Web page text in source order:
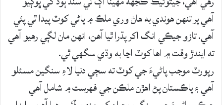
آهي پر تنهن هوندي به هاڻ وري ملڪ ۾ پاڻي کوٽ پيدا ٿي پئي
آهي. تازو جيڪي انگ اکر پڌرا ٿيا آهن، انهن مان لڳي رهيو آهي
ته ايندڙ وقت ۾ اها کوٽ اڃا به وڌي سگهي ٿي.
رپورٽ موجب پاڻيءَ جي کوٽ ته سڄي دنيا لاءِ سنگين مسئلو
آهي ۽ پاڪستان پڻ اهڙن ملڪن جي فهرست ۾ شامل آهي